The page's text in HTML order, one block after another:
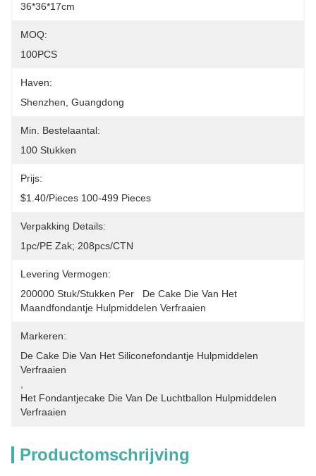
36*36*17cm
MOQ:
100PCS
Haven:
Shenzhen, Guangdong
Min. Bestelaantal:
100 Stukken
Prijs:
$1.40/pieces 100-499 Pieces
Verpakking Details:
1pc/PE Zak; 208pcs/CTN
Levering Vermogen:
200000 Stuk/Stukken Per   De Cake Die Van Het
Maandfondantje Hulpmiddelen Verfraaien
Markeren:
De Cake Die Van Het Siliconefondantje Hulpmiddelen
Verfraaien
Het Fondantjecake Die Van De Luchtballon Hulpmiddelen
Verfraaien
Productomschrijving